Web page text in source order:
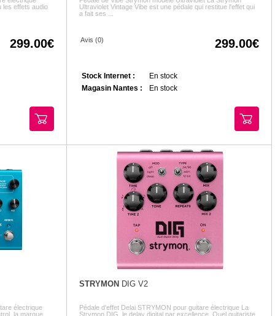
les effets audio
299.00
Ultraviolet Vintage Vibe est une pédale qui restitue l'effet qui
a fait ses ...
Avis (0) 299.00
Stock Internet :
En stock
Magasin Nantes :
En stock
électrique
la marque
STRYMON DIG V2
Pédale d'effet Delai STRYMON pour guitare électrique La
Strymon DIG, le delay digital par excellence. Quel guitariste